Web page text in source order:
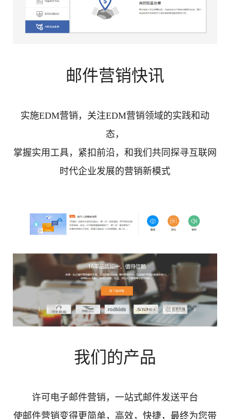
邮件营销快讯
实施EDM营销，关注EDM营销领域的实践和动
态，
掌握实用工具，紧扣前沿，和我们共同探寻互联网
时代企业发展的营销新模式
我们的产品
许可电子邮件营销，一站式邮件发送平台
使邮件营销变得更简单，高效，快捷，最终为您带